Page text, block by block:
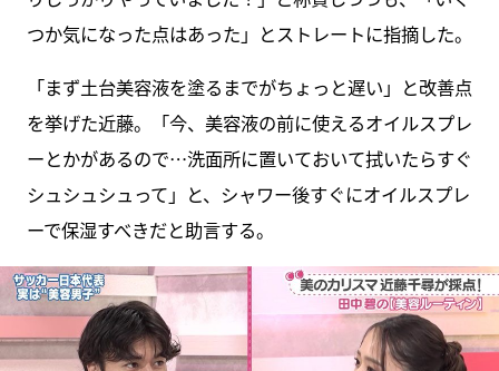
つか気になった点はあった」とストレートに指摘した。
「まず土台美容液を塗るまでがちょっと遅い」と改善点
を挙げた近藤。「今、美容液の前に使えるオイルスプレ
ーとかがあるので…洗面所に置いておいて拭いたらすぐ
シュシュシュって」と、シャワー後すぐにオイルスプレ
ーで保湿すべきだと助言する。